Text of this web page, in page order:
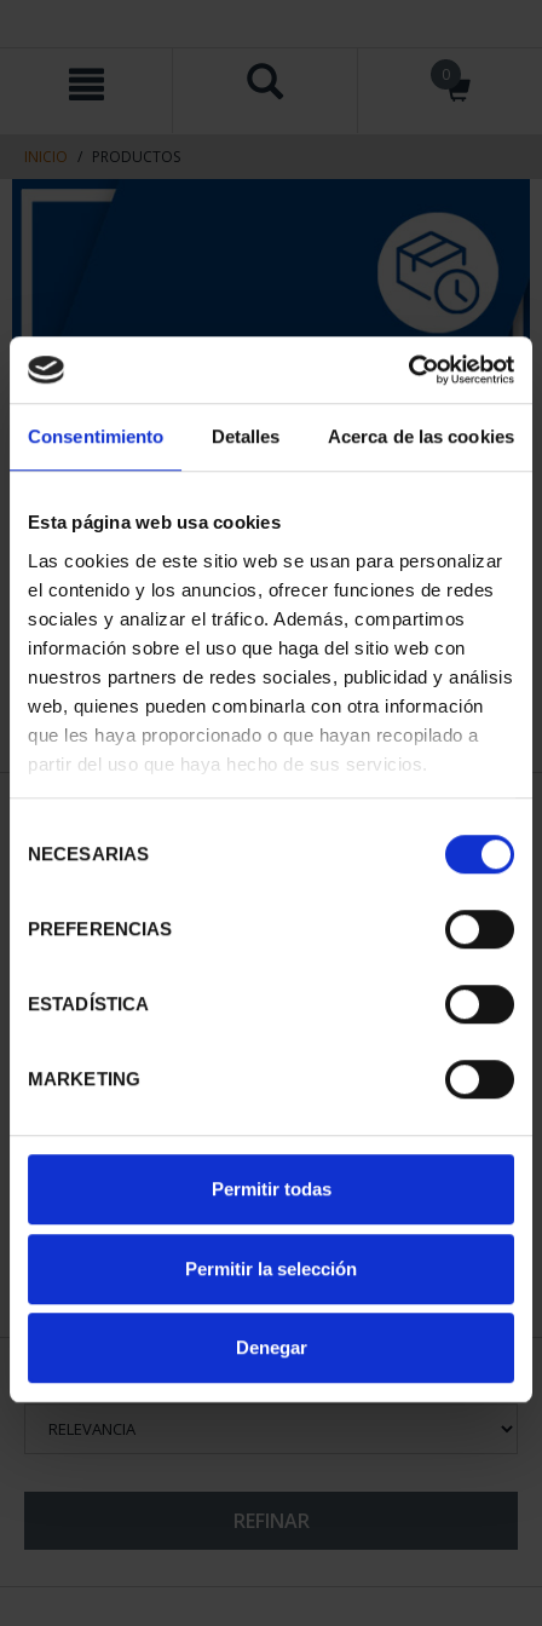
Consentimiento Detalles Acerca de las cookies
Esta página web usa cookies
Las cookies de este sitio web se usan para personalizar
el contenido y los anuncios, ofrecer funciones de redes
sociales y analizar el tráfico. Además, compartimos
información sobre el uso que haga del sitio web con
nuestros partners de redes sociales, publicidad y análisis
web, quienes pueden combinarla con otra información
que les haya proporcionado o que hayan recopilado a
partir del uso que haya hecho de sus servicios.
NECESARIAS
PREFERENCIAS
ESTADÍSTICA
MARKETING
Permitir todas
Permitir la selección
Denegar
contenido
men
de
navegacin
INICIO PRODUCTOS
ORDENAR POR:
REFINAR
1 Productos encontrados
CIUDADES PATRIMONIO
73,00 €
ORDENAR POR: